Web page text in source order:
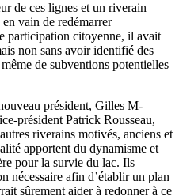
de ces lignes et un riverain
vain de redémarrer
participation citoyenne, il avait
non sans avoir identifié des
de subventions potentielles
président, Gilles M-
président Patrick Rousseau,
riverains motivés, anciens et
apportent du dynamisme et
pour la survie du lac. Ils
nécessaire afin d’établir un plan
sûrement aider à redonner à ce